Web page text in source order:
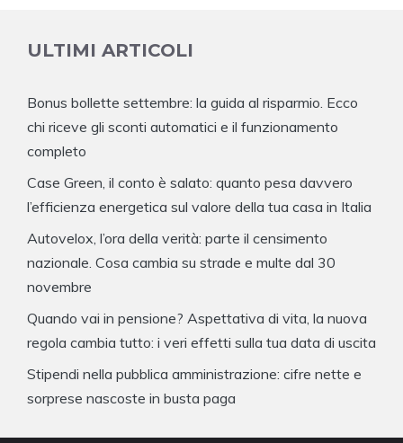
ULTIMI ARTICOLI
Bonus bollette settembre: la guida al risparmio. Ecco
chi riceve gli sconti automatici e il funzionamento
completo
Case Green, il conto è salato: quanto pesa davvero
l’efficienza energetica sul valore della tua casa in Italia
Autovelox, l’ora della verità: parte il censimento
nazionale. Cosa cambia su strade e multe dal 30
novembre
Quando vai in pensione? Aspettativa di vita, la nuova
regola cambia tutto: i veri effetti sulla tua data di uscita
Stipendi nella pubblica amministrazione: cifre nette e
sorprese nascoste in busta paga